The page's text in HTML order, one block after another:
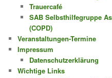
Trauercafé
SAB Selbsthilfegruppe
(COPD)
Veranstaltungen-Termine
Impressum
Datenschutzerklärung
Wichtige Links